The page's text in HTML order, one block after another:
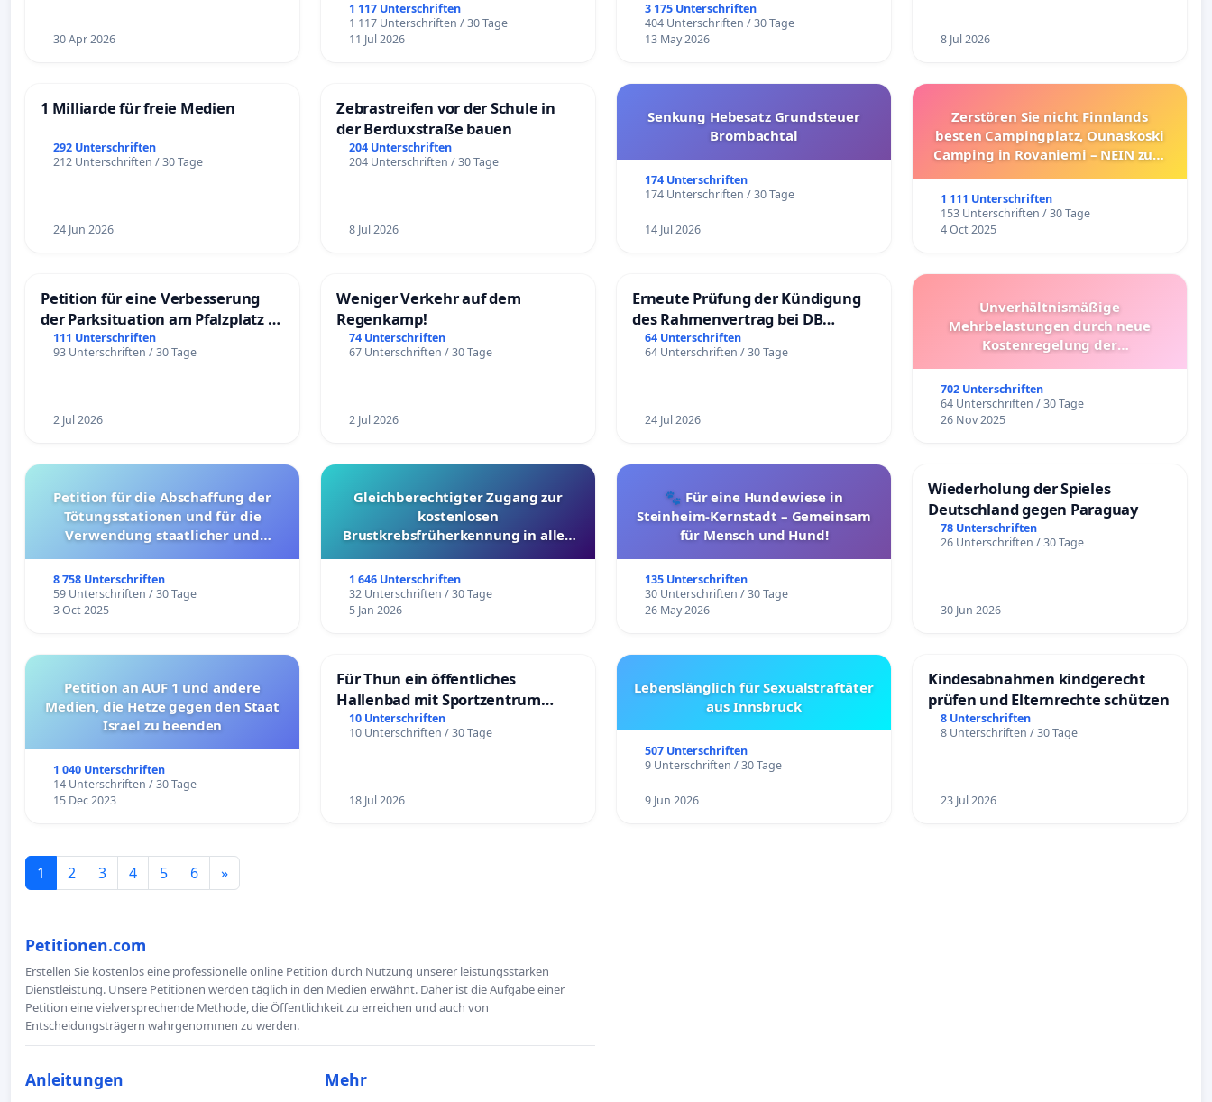
30 Apr 2026
1 117 Unterschriften
1 117 Unterschriften / 30 Tage
11 Jul 2026
3 175 Unterschriften
404 Unterschriften / 30 Tage
13 May 2026
8 Jul 2026
1 Milliarde für freie Medien
292 Unterschriften
212 Unterschriften / 30 Tage
24 Jun 2026
Zebrastreifen vor der Schule in
der Berduxstraße bauen
204 Unterschriften
204 Unterschriften / 30 Tage
8 Jul 2026
Senkung Hebesatz Grundsteuer
Brombachtal
174 Unterschriften
174 Unterschriften / 30 Tage
14 Jul 2026
Zerstören Sie nicht Finnlands
besten Campingplatz, Ounaskoski
Camping in Rovaniemi – NEIN zum
1 111 Unterschriften
153 Unterschriften / 30 Tage
4 Oct 2025
Petition für eine Verbesserung
der Parksituation am Pfalzplatz in
Mannheim
111 Unterschriften
93 Unterschriften / 30 Tage
2 Jul 2026
Weniger Verkehr auf dem
Regenkamp!
74 Unterschriften
67 Unterschriften / 30 Tage
2 Jul 2026
Erneute Prüfung der Kündigung
des Rahmenvertrag bei DB
Fahrwegdienste Gmbh
64 Unterschriften
64 Unterschriften / 30 Tage
24 Jul 2026
Unverhältnismäßige
Mehrbelastungen durch neue
Kostenregelung der
Überprüfung und Alternativen
702 Unterschriften
64 Unterschriften / 30 Tage
26 Nov 2025
Petition für die Abschaffung der
Tötungsstationen und für die
Verwendung staatlicher und
8 758 Unterschriften
59 Unterschriften / 30 Tage
3 Oct 2025
Gleichberechtigter Zugang zur
kostenlosen
Brustkrebsfrüherkennung in allen
1 646 Unterschriften
32 Unterschriften / 30 Tage
5 Jan 2026
🐾 Für eine Hundewiese in
Steinheim-Kernstadt – Gemeinsam
für Mensch und Hund!
135 Unterschriften
30 Unterschriften / 30 Tage
26 May 2026
Wiederholung der Spieles
Deutschland gegen Paraguay
78 Unterschriften
26 Unterschriften / 30 Tage
30 Jun 2026
Petition an AUF 1 und andere
Medien, die Hetze gegen den Staat
Israel zu beenden
1 040 Unterschriften
14 Unterschriften / 30 Tage
15 Dec 2023
Für Thun ein öffentliches
Hallenbad mit Sportzentrum
schaffen
10 Unterschriften
10 Unterschriften / 30 Tage
18 Jul 2026
Lebenslänglich für Sexualstraftäter
aus Innsbruck
507 Unterschriften
9 Unterschriften / 30 Tage
9 Jun 2026
Kindesabnahmen kindgerecht
prüfen und Elternrechte schützen
8 Unterschriften
8 Unterschriften / 30 Tage
23 Jul 2026
1 2 3 4 5 6 »
Petitionen.com
Erstellen Sie kostenlos eine professionelle online Petition durch Nutzung unserer leistungsstarken
Dienstleistung. Unsere Petitionen werden täglich in den Medien erwähnt. Daher ist die Aufgabe einer
Petition eine vielversprechende Methode, die Öffentlichkeit zu erreichen und auch von
Entscheidungsträgern wahrgenommen zu werden.
Anleitungen Mehr